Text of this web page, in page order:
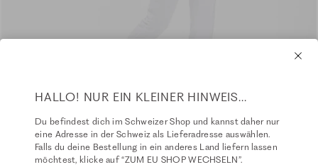
HALLO! NUR EIN KLEINER HINWEIS...
Du befindest dich im Schweizer Shop und kannst daher nur
eine Adresse in der Schweiz als Lieferadresse auswählen.
Falls du deine Bestellung in ein anderes Land liefern lassen
möchtest, klicke auf “ZUM EU SHOP WECHSELN”.